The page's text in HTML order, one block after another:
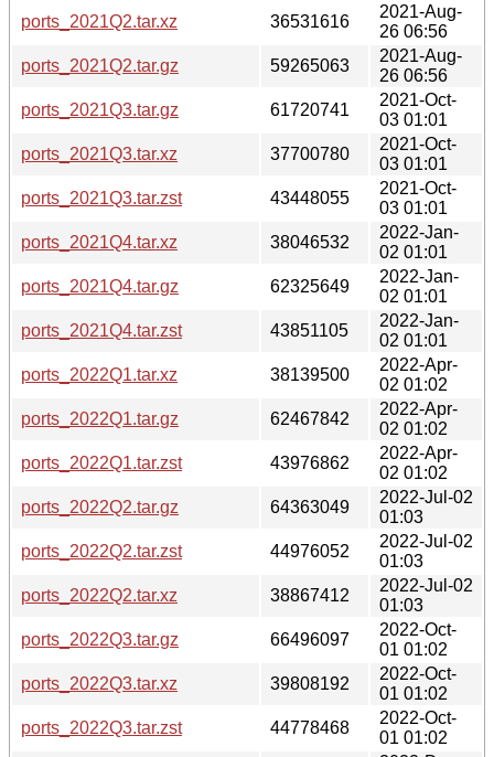
ports_2021Q2.tar.xz
36531616
2021-Aug-
26 06:56
ports_2021Q2.tar.gz
59265063
2021-Aug-
26 06:56
ports_2021Q3.tar.gz
61720741
2021-Oct-
03 01:01
ports_2021Q3.tar.xz
37700780
2021-Oct-
03 01:01
ports_2021Q3.tar.zst
43448055
2021-Oct-
03 01:01
ports_2021Q4.tar.xz
38046532
2022-Jan-
02 01:01
ports_2021Q4.tar.gz
62325649
2022-Jan-
02 01:01
ports_2021Q4.tar.zst
43851105
2022-Jan-
02 01:01
ports_2022Q1.tar.xz
38139500
2022-Apr-
02 01:02
ports_2022Q1.tar.gz
62467842
2022-Apr-
02 01:02
ports_2022Q1.tar.zst
43976862
2022-Apr-
02 01:02
ports_2022Q2.tar.gz
64363049
2022-Jul-02
01:03
ports_2022Q2.tar.zst
44976052
2022-Jul-02
01:03
ports_2022Q2.tar.xz
38867412
2022-Jul-02
01:03
ports_2022Q3.tar.gz
66496097
2022-Oct-
01 01:02
ports_2022Q3.tar.xz
39808192
2022-Oct-
01 01:02
ports_2022Q3.tar.zst
44778468
2022-Oct-
01 01:02